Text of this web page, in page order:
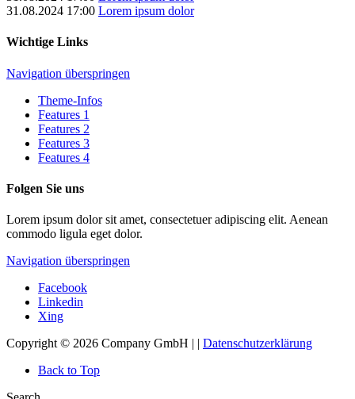
31.08.2024 17:00 Lorem ipsum dolor
Wichtige Links
Navigation überspringen
Theme-Infos
Features 1
Features 2
Features 3
Features 4
Folgen Sie uns
Lorem ipsum dolor sit amet, consectetuer adipiscing elit. Aenean
commodo ligula eget dolor.
Navigation überspringen
Facebook
Linkedin
Xing
Copyright © 2026 Company GmbH | | Datenschutzerklärung
Back to Top